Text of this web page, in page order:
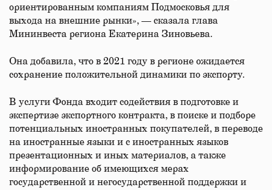
ориентированным компаниям Подмосковья для
выхода на внешние рынки», — сказала глава
Мининвеста региона Екатерина Зиновьева.
Она добавила, что в 2021 году в регионе ожидается
сохранение положительной динамики по экспорту.
В услуги Фонда входит содействия в подготовке и
экспертизе экспортного контракта, в поиске и подборе
потенциальных иностранных покупателей, в переводе
на иностранные языки и с иностранных языков
презентационных и иных материалов, а также
информирование об имеющихся мерах
государственной и негосударственной поддержки и